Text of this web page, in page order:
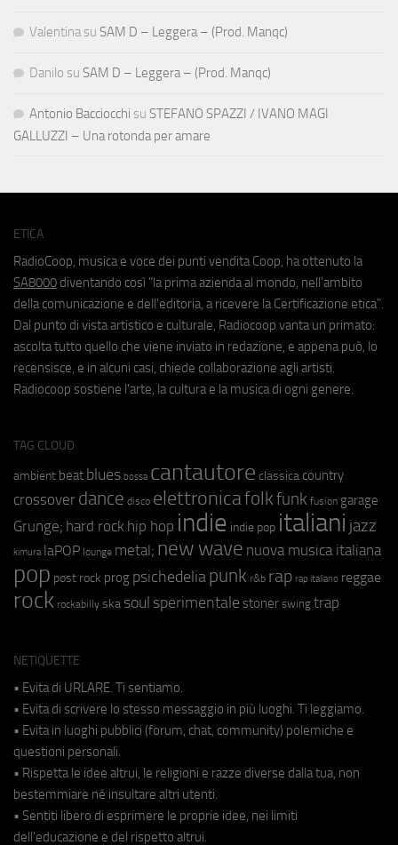
Valentina su SAM D – Leggera – (Prod. Manqc)
Danilo su SAM D – Leggera – (Prod. Manqc)
Antonio Bacciocchi su STEFANO SPAZZI / IVANO MAGI
GALLUZZI – Una rotonda per amare
ETICA
RadioCoop, musica e voce dei punti vendita Coop, ha ottenuto la
SA8000 diventando così "la prima azienda al mondo, nell'ambito
della comunicazione e dell'editoria, a ricevere la Certificazione etica".
Dal punto di vista artistico e culturale, Radiocoop vanta un primato:
ascolta tutto quello che viene inviato in redazione, e appena può, lo
recensisce, e in alcuni casi, chiede collaborazione agli artisti.
Radiocoop sostiene l'arte, la cultura e la musica di ogni genere.
TAG CLOUD
ambient beat blues bossa cantautore classica country
crossover dance disco elettronicafolkfunk fusion garage
Grunge; hard rock hip hop indie indie pop italiani jazz
kimura laPOP lounge metal; new wave nuova musica italiana
pop post rock prog psichedeliapunk r&b rap rap italiano reggae
rock rockabilly ska soul sperimentale stoner swing trap
NETIQUETTE
• Evita di URLARE. Ti sentiamo.
• Evita di scrivere lo stesso messaggio in più luoghi. Ti leggiamo.
• Evita in luoghi pubblici (forum, chat, community) polemiche e
questioni personali.
• Rispetta le idee altrui, le religioni e razze diverse dalla tua, non
bestemmiare né insultare altri utenti.
• Sentiti libero di esprimere le proprie idee, nei limiti
dell'educazione e del rispetto altrui.